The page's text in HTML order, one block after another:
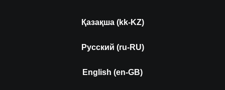
Қазақша (kk-KZ)
Русский (ru-RU)
English (en-GB)